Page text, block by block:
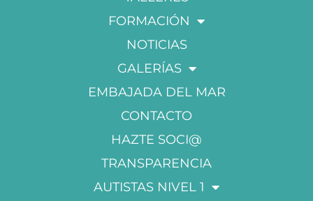
FORMACIÓN
NOTICIAS
GALERÍAS
EMBAJADA DEL MAR
CONTACTO
HAZTE SOCI@
TRANSPARENCIA
AUTISTAS NIVEL 1